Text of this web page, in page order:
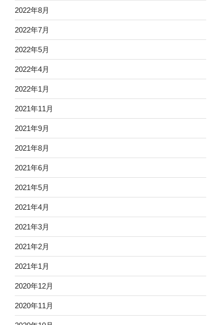
2022年8月
2022年7月
2022年5月
2022年4月
2022年1月
2021年11月
2021年9月
2021年8月
2021年6月
2021年5月
2021年4月
2021年3月
2021年2月
2021年1月
2020年12月
2020年11月